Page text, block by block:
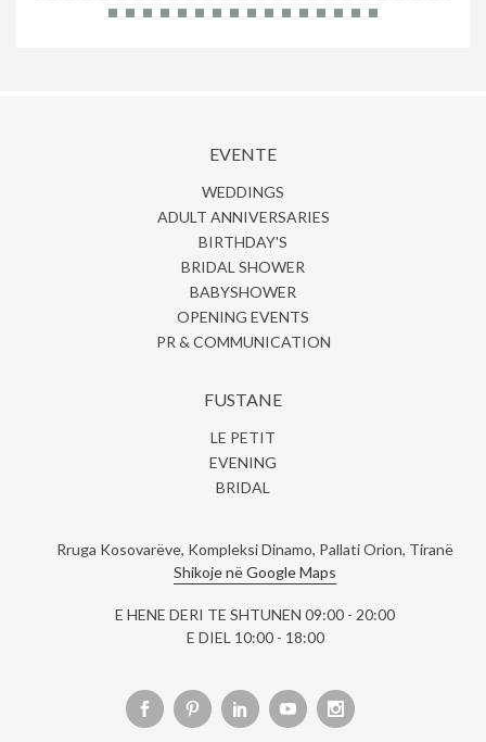
EVENTE
WEDDINGS
ADULT ANNIVERSARIES
BIRTHDAY'S
BRIDAL SHOWER
BABYSHOWER
OPENING EVENTS
PR & COMMUNICATION
FUSTANE
LE PETIT
EVENING
BRIDAL
Rruga Kosovarëve, Kompleksi Dinamo, Pallati Orion, Tiranë
Shikoje në Google Maps
E HENE DERI TE SHTUNEN 09:00 - 20:00
E DIEL 10:00 - 18:00